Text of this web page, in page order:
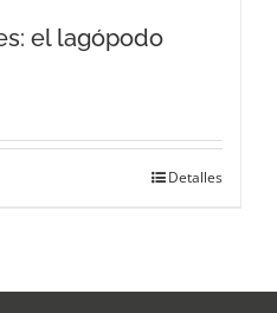
el lagópodo
Detalles